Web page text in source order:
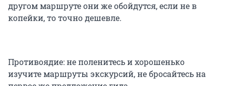
другом маршруте они же обойдутся, если не в
копейки, то точно дешевле.
Противоядие: не поленитесь и хорошенько
изучите маршруты экскурсий, не бросайтесь на